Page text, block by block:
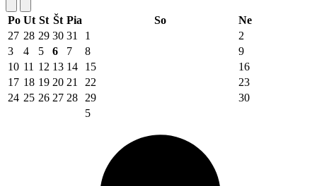
Po Ut St Št Pia So
Ne
27 28 29 30 31 1
2
3
4 5 6 7 8
9
10 11 12 13 14 15
16
17 18 19 20 21 22
23
24 25 26 27 28 29 30
5